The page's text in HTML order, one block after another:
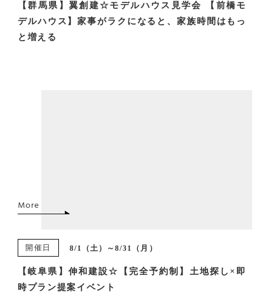
【群馬県】翼創建☆モデルハウス見学会 【前橋モ
デルハウス】家事がラクになると、家族時間はもっ
と増える
More
開催日 8/1（土）～8/31（月）
【岐阜県】伸和建設☆【完全予約制】土地探し×即
時プラン提案イベント